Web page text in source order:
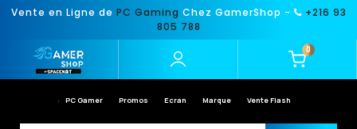
Vente en Ligne de PC Gaming Chez GamerShop -
+216 93
805 788
0
PC Gamer Promos Ecran Marque Vente Flash